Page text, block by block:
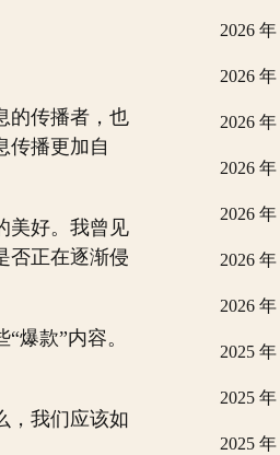
的传播者，也
传播更加自
美好。我曾见
否正在逐渐侵
爆款”内容。
，我们应该如
2026 年
2026 年
2026 年
2026 年
2026 年
2026 年
2026 年
2025 年
2025 年
2025 年